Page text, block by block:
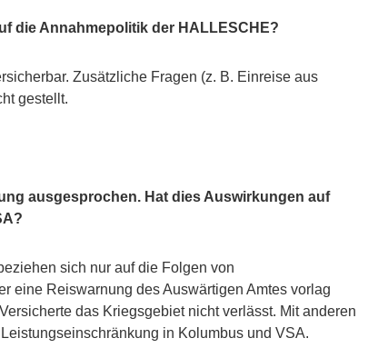
die Annahmepolitik der HALLESCHE?
Zusätzliche Fragen (z. B. Einreise aus
gestellt.
ausgesprochen. Hat dies Auswirkungen auf
sich nur auf die Folgen von
eine Reiswarnung des Auswärtigen Amtes vorlag
das Kriegsgebiet nicht verlässt. Mit anderen
in Kolumbus und VSA.